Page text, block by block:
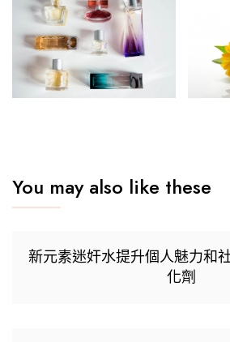
You may also like these
新元素迷奸水提升個人魅力和
化劑